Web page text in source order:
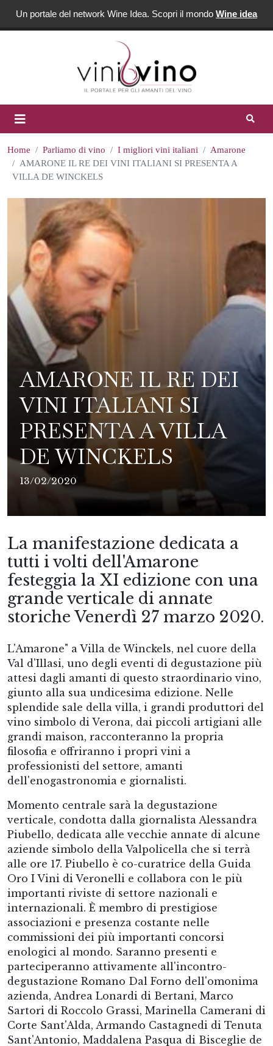
Un portale del network Wine Idea. Scopri il mondo Wine idea
Home Parliamo di vino I migliori vini italiani
Amarone
AMARONE IL RE DEI VINI ITALIANI SI PRESENTA A
VILLA DE WINCKELS
AMARONE IL RE DEI
VINI ITALIANI SI
PRESENTA A VILLA
DE WINCKELS
13/02/2020
La manifestazione dedicata a
tutti i volti dell'Amarone
festeggia la XI edizione con una
grande verticale di annate
storiche Venerdì 27 marzo 2020.
L'Amarone" a Villa de Winckels, nel cuore della
Val d'Illasi, uno degli eventi di degustazione più
attesi dagli amanti di questo straordinario vino,
giunto alla sua undicesima edizione. Nelle
splendide sale della villa, i grandi produttori del
vino simbolo di Verona, dai piccoli artigiani alle
grandi maison, racconteranno la propria
filosofia e offriranno i propri vini a
professionisti del settore, amanti
dell'enogastronomia e giornalisti.
Momento centrale sarà la degustazione
verticale, condotta dalla giornalista Alessandra
Piubello, dedicata alle vecchie annate di alcune
aziende simbolo della Valpolicella che si terrà
alle ore 17. Piubello è co-curatrice della Guida
Oro I Vini di Veronelli e collabora con le più
importanti riviste di settore nazionali e
internazionali. È membro di prestigiose
associazioni e presenza costante nelle
commissioni dei più importanti concorsi
enologici al mondo. Saranno presenti e
parteciperanno attivamente all'incontro-
degustazione Romano Dal Forno dell'omonima
azienda, Andrea Lonardi di Bertani, Marco
Sartori di Roccolo Grassi, Marinella Camerani di
Corte Sant'Alda, Armando Castagnedi di Tenuta
Sant'Antonio, Maddalena Pasqua di Bisceglie de